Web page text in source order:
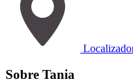
Sobre Tania